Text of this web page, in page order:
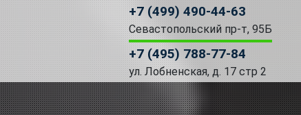
+7 (499) 490-44-63
Севастопольский пр-т, 95Б
+7 (495) 788-77-84
ул. Лобненская, д. 17 стр 2